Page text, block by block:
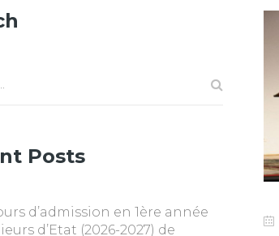
Posts
d’admission en 1ère année
d’Etat (2026-2027) de